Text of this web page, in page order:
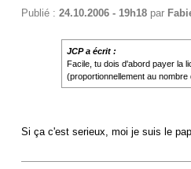
Publié : 24.10.2006 - 19h18par
JCP a écrit :
Facile, tu dois d'abord payer la
(proportionnellement au
Si ça c'est serieux, moi je suis le